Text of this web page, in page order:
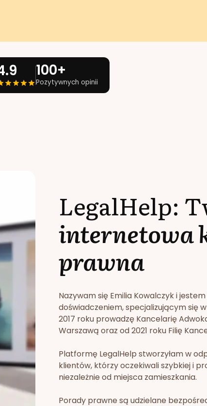
100+
Pozytywnych opinii
LegalHelp:
internetowa
prawna
Nazywam się Emilia Kowalczyk i
doświadczeniem, specjalizującym się
2017 roku prowadzę Kancelarię
Warszawą oraz od 2021 roku Filię
Platformę LegalHelp stworzyłam w
klientów, którzy oczekiwali szybkiej i
niezależnie od miejsca zamieszkania.
Porady prawne są udzielane